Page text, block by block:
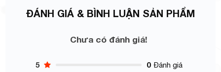
ĐÁNH GIÁ & BÌNH LUẬN SẢN PHẨM
Chưa có đánh giá!
5 0 Đánh giá